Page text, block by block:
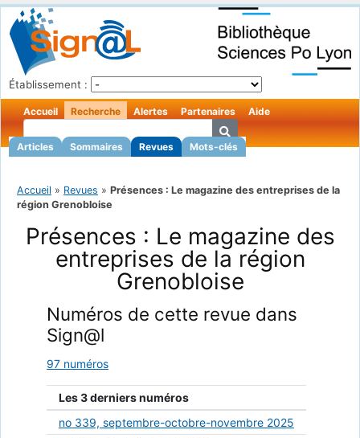
Établissement :
Accueil Recherche
Articles Sommaires Revues Mots-clés
Alertes Partenaires Aide
Accueil » Revues » Présences : Le magazine des entreprises de la
région Grenobloise
Présences : Le magazine des
entreprises de la région
Grenobloise
Numéros de cette revue dans
Sign@l
97 numéros
Les 3 derniers numéros
no 339, septembre-octobre-novembre 2025